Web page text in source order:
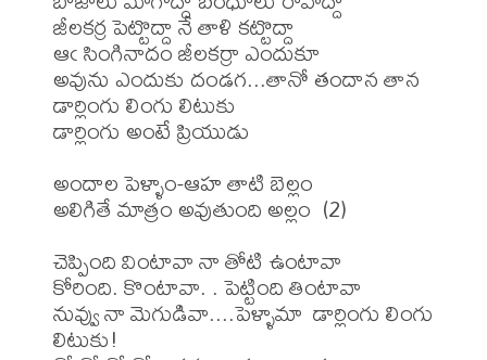
జీలకర్ర పెట్టొద్దా నే తాళి కట్టొద్దా
ఆఁ సింగినాదం జీలకర్రా ఎందుకూ
అవును ఎందుకు దండగ...తానో తందాన తాన
డార్లింగు లింగు లిటుకు
డార్లింగు అంటే ప్రియుడు
అందాల పెళ్ళాం-ఆహ తాటి బెల్లం
అలిగితే మాత్రం అవుతుంది అల్లం  (2)
చెప్పింది వింటావా నా తోటి ఉంటావా
కోరింది. కొంటావా. . పెట్టింది తింటావా
నువ్వు నా మెగుడివా....పెళ్ళామా  డార్లింగు లింగు
లిటుకు!